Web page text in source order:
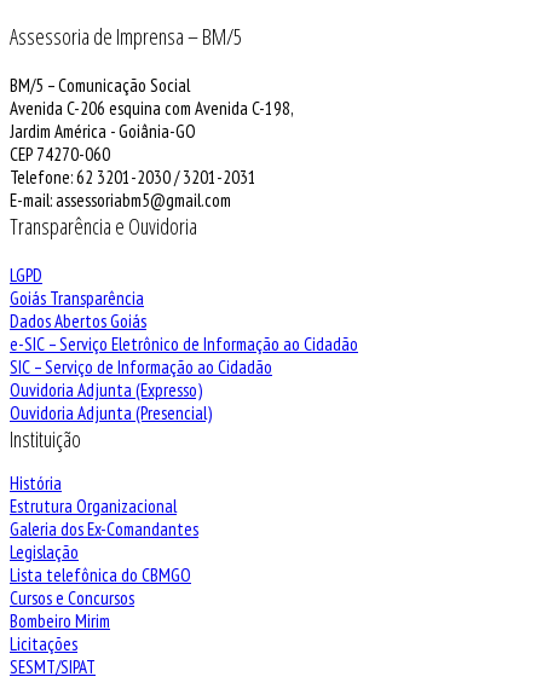
Assessoria de Imprensa – BM/5
BM/5 – Comunicação Social
Avenida C-206 esquina com Avenida C-198,
Jardim América - Goiânia-GO
CEP 74270-060
Telefone: 62 3201-2030 / 3201-2031
E-mail: assessoriabm5@gmail.com
Transparência e Ouvidoria
LGPD
Goiás Transparência
Dados Abertos Goiás
e-SIC – Serviço Eletrônico de Informação ao Cidadão
SIC – Serviço de Informação ao Cidadão
Ouvidoria Adjunta (Expresso)
Ouvidoria Adjunta (Presencial)
Instituição
História
Estrutura Organizacional
Galeria dos Ex-Comandantes
Legislação
Lista telefônica do CBMGO
Cursos e Concursos
Bombeiro Mirim
Licitações
SESMT/SIPAT